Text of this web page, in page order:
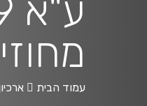
עמוד הבית